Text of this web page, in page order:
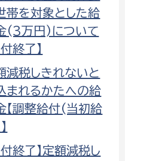
帯を対象とした給
(3万円)について
付終了】
減税しきれないと
まれるかたへの給
【調整給付(当初給
付終了】定額減税し